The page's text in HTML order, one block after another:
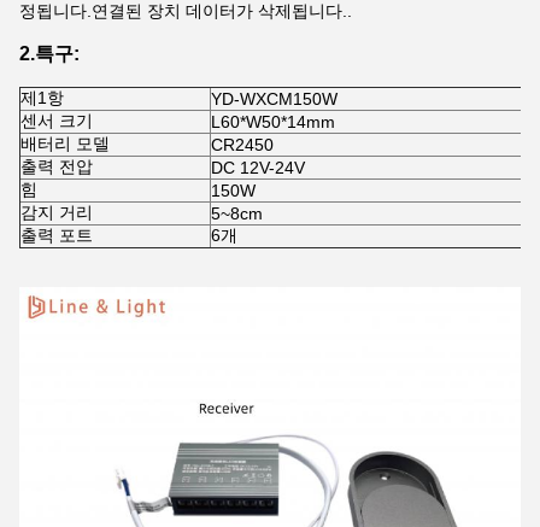
정됩니다.연결된 장치 데이터가 삭제됩니다..
2.특구:
제1항
YD-WXCM150W
센서 크기
L60*W50*14mm
배터리 모델
CR2450
출력 전압
DC 12V-24V
힘
150W
감지 거리
5~8cm
출력 포트
6개